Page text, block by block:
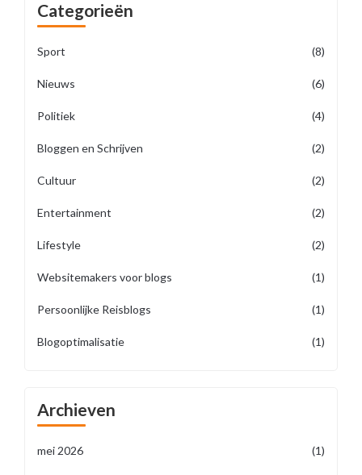
Categorieën
Sport (8)
Nieuws (6)
Politiek (4)
Bloggen en Schrijven (2)
Cultuur (2)
Entertainment (2)
Lifestyle (2)
Websitemakers voor blogs (1)
Persoonlijke Reisblogs (1)
Blogoptimalisatie (1)
Archieven
mei 2026 (1)